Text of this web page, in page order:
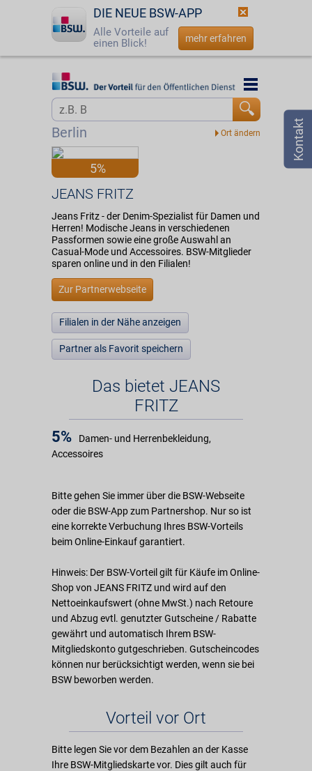
DIE NEUE BSW-APP
Alle Vorteile auf
einen Blick!
mehr erfahren
Startseite
Login
Berlin
Startseite
5%
JEANS FRITZ
Jeans Fritz - der Denim-Spezialist für Damen und
Herren! Modische Jeans in verschiedenen
Passformen sowie eine große Auswahl an
Casual-Mode und Accessoires. BSW-Mitglieder
sparen online und in den Filialen!
Zur Partnerwebseite
Filialen in der Nähe anzeigen
Partner als Favorit speichern
Das bietet JEANS
FRITZ
5%
Damen- und Herrenbekleidung,
Accessoires
Bitte gehen Sie immer über die BSW-Webseite
oder die BSW-App zum Partnershop. Nur so ist
eine korrekte Verbuchung Ihres BSW-Vorteils
beim Online-Einkauf garantiert.
Hinweis: Der BSW-Vorteil gilt für Käufe im Online-
Shop von JEANS FRITZ und wird auf den
Nettoeinkaufswert (ohne MwSt.) nach Retoure
und Abzug evtl. genutzter Gutscheine / Rabatte
gewährt und automatisch Ihrem BSW-
Mitgliedskonto gutgeschrieben. Gutscheincodes
können nur berücksichtigt werden, wenn sie bei
BSW beworben werden.
Vorteil vor Ort
Bitte legen Sie vor dem Bezahlen an der Kasse
Ihre BSW-Mitgliedskarte vor. Dies gilt auch für